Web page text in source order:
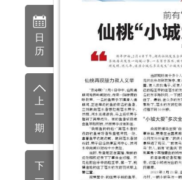
日
历
上
一
期
下